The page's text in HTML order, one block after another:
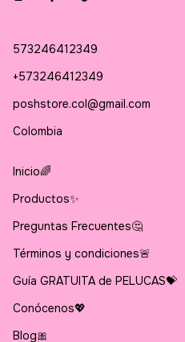
573246412349
+573246412349
poshstore.col@gmail.com
Colombia
Inicio🌈
Productos✨
Preguntas Frecuentes🤔
Términos y condiciones🚨
Guía GRATUITA de PELUCAS💝
Conócenos💖
Blog🎀